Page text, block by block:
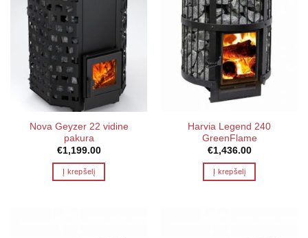
Nova Geyzer 22 vidine
pakura
€1,199.00
Į krepšelį
Harvia Legend 240
GreenFlame
€1,436.00
Į krepšelį